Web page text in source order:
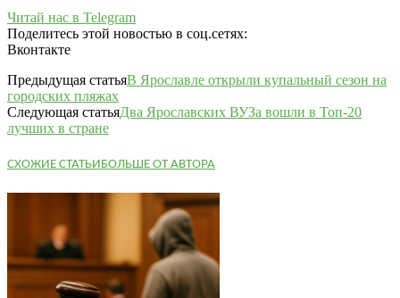
Читай нас в Telegram
Поделитесь этой новостью в соц.сетях:
Вконтакте
Предыдущая статьяВ Ярославле открыли купальный сезон на
городских пляжах
Следующая статьяДва Ярославских ВУЗа вошли в Топ-20
лучших в стране
СХОЖИЕ СТАТЬИБОЛЬШЕ ОТ АВТОРА